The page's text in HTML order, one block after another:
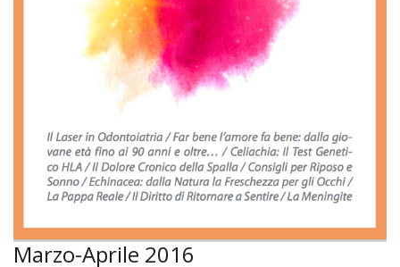
Marzo-Aprile 2016